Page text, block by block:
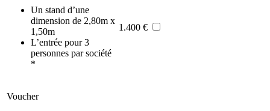
Un stand d’une
dimension de 2,80m x
1,50m
L’entrée pour 3
personnes par société
*
1.400 €
Voucher